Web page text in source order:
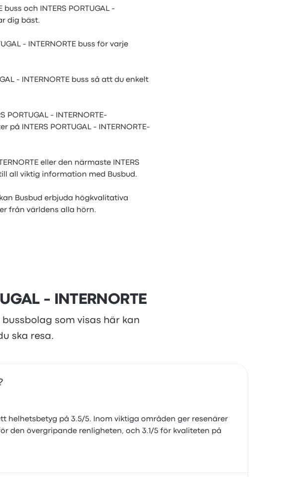
och INTERS PORTUGAL -
dig bäst.
- INTERNORTE buss för varje
- INTERNORTE buss så att du enkelt
- INTERNORTE-
INTERS PORTUGAL - INTERNORTE-
eller den närmaste INTERS
all viktig information med Busbud.
kan Busbud erbjuda högkvalitativa
från världens alla hörn.
- INTERNORTE
som visas här kan
ska resa.
helhetsbetyg på 3.5/5. Inom viktiga områden ger resenärer
den övergripande renligheten, och 3.1/5 för kvaliteten på